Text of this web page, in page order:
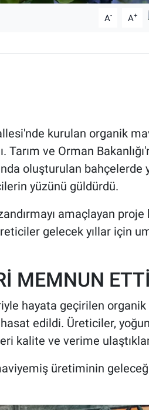
A- A+
kurulan organik
ve Orman
oluşturulan
yüzünü güldürdü.
amaçlayan proje
gelecek yıllar için
MEMNUN ETTİ
hayata geçirilen
edildi. Üreticiler,
kalite ve verime
üretiminin